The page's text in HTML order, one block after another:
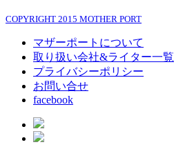
COPYRIGHT 2015 MOTHER PORT
マザーポートについて
取り扱い会社&ライター一覧
プライバシーポリシー
お問い合せ
facebook